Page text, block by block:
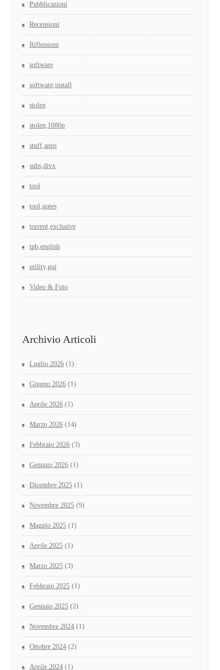
Pubblicazioni
Recensioni
Riflessioni
software
software,install
stolen
stolen,1080p
stuff,apps
subs,divx
tool
tool,notes
torrent,exclusive
tpb,english
utility,gui
Video & Foto
Archivio Articoli
Luglio 2026 (1)
Giugno 2026 (1)
Aprile 2026 (1)
Marzo 2026 (14)
Febbraio 2026 (3)
Gennaio 2026 (1)
Dicembre 2025 (1)
Novembre 2025 (9)
Maggio 2025 (1)
Aprile 2025 (1)
Marzo 2025 (3)
Febbraio 2025 (1)
Gennaio 2025 (2)
Novembre 2024 (1)
Ottobre 2024 (2)
Aprile 2024 (1)